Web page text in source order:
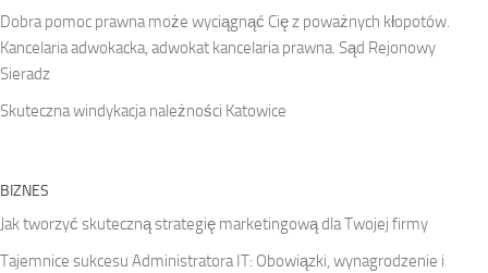
Dobra pomoc prawna może wyciągnąć Cię z poważnych kłopotów.
Kancelaria adwokacka, adwokat kancelaria prawna. Sąd Rejonowy
Sieradz
Skuteczna windykacja należności Katowice
BIZNES
Jak tworzyć skuteczną strategię marketingową dla Twojej firmy
Tajemnice sukcesu Administratora IT: Obowiązki, wynagrodzenie i